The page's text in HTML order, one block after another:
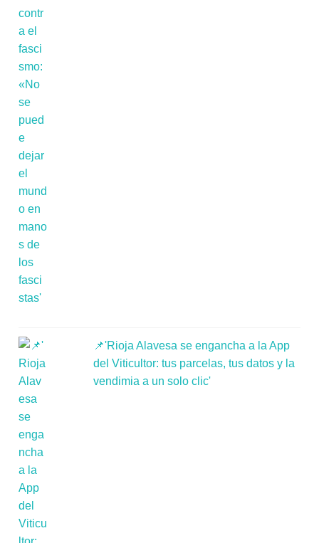
📌'Rioja Alavesa se engancha a la App
del Viticultor: tus parcelas, tus datos y la
vendimia a un solo clic'